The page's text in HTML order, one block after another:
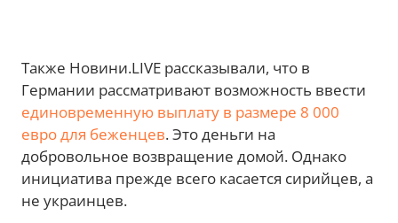
Также Новини.LIVE рассказывали, что в
Германии рассматривают возможность ввести
единовременную выплату в размере 8 000
евро для беженцев. Это деньги на
добровольное возвращение домой. Однако
инициатива прежде всего касается сирийцев, а
не украинцев.